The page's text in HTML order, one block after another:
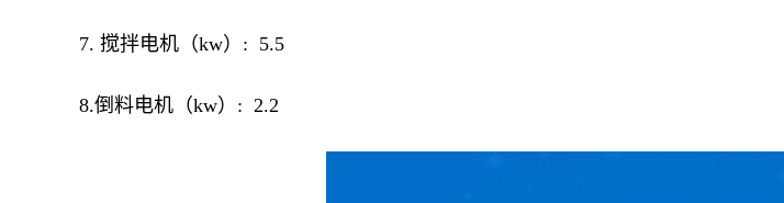
7. 搅拌电机（kw）: 5.5
8.倒料电机（kw）: 2.2